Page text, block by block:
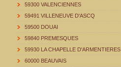
59300 VALENCIENNES
59491 VILLENEUVE D'ASCQ
59500 DOUAI
59840 PREMESQUES
59930 LA CHAPELLE D'ARMENTIERES
60000 BEAUVAIS